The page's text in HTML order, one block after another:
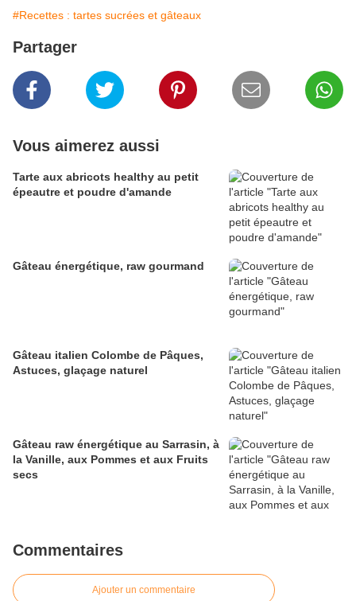
#Recettes : tartes sucrées et gâteaux
Partager
Vous aimerez aussi
Tarte aux abricots healthy au petit
épeautre et poudre d'amande
Gâteau énergétique, raw gourmand
Gâteau italien Colombe de Pâques,
Astuces, glaçage naturel
Gâteau raw énergétique au Sarrasin, à
la Vanille, aux Pommes et aux Fruits
secs
Commentaires
Ajouter un commentaire